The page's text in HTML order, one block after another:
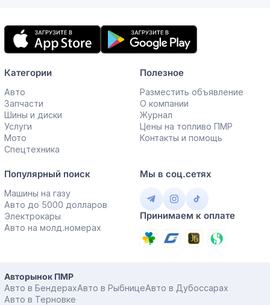
Мобильное
приложение
Категории
Авто
Запчасти
Шины и диски
Услуги
Мото
Спецтехника
Полезное
Разместить объявление
О компании
Журнал
Цены на топливо ПМР
Контакты и помощь
Популярный поиск
Машины на газу
Авто до 5000 долларов
Электрокары
Авто на молд.номерах
Мы в соц.сетях
Принимаем к оплате
Авторынок ПМР
Авто в БендерахАвто в РыбницеАвто в Дубоссарах
Авто в Терновке